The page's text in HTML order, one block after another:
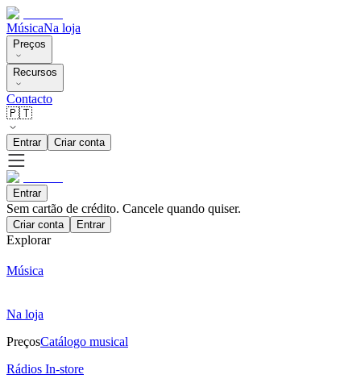
MúsicaNa loja
Preços
Recursos
Contacto
🇵🇹
Entrar Criar conta
Entrar
Sem cartão de crédito. Cancele quando quiser.
Criar conta Entrar
Explorar
Música
Na loja
PreçosCatálogo musical
Rádios In-store